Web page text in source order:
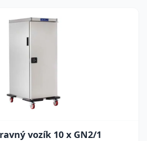
vozík 10 x GN2/1